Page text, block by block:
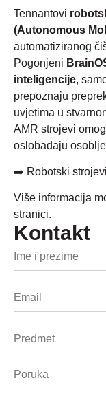
Tennantovi
(Autonomous
automatiziranog
Pogonjeni
inteligencije,
prepoznaju
uvjetima u
AMR strojevi
oslobađaju
➡️ Robotski
Više informacija
stranici.
Kontakt